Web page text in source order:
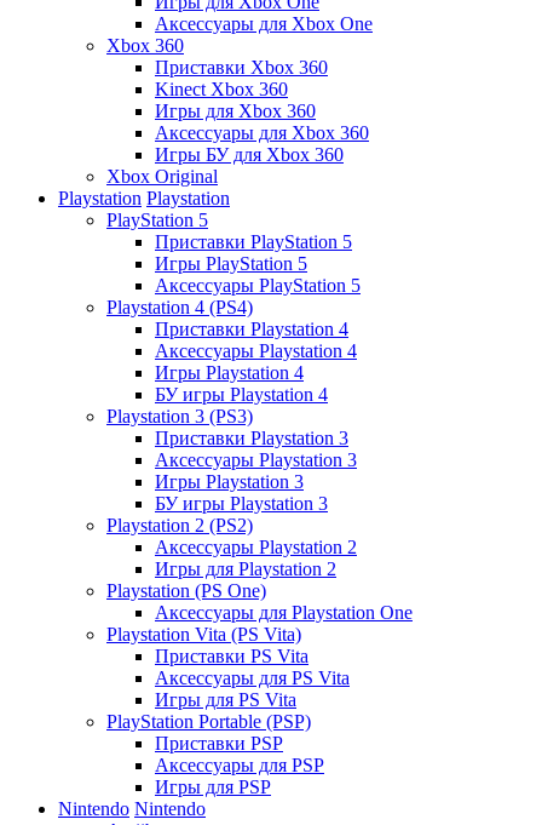
Аксессуары для Xbox One
Xbox 360
Приставки Xbox 360
Kinect Xbox 360
Игры для Xbox 360
Аксессуары для Xbox 360
Игры БУ для Xbox 360
Xbox Original
Playstation Playstation
PlayStation 5
Приставки PlayStation 5
Игры PlayStation 5
Аксессуары PlayStation 5
Playstation 4 (PS4)
Приставки Playstation 4
Аксессуары Playstation 4
Игры Playstation 4
БУ игры Playstation 4
Playstation 3 (PS3)
Приставки Playstation 3
Аксессуары Playstation 3
Игры Playstation 3
БУ игры Playstation 3
Playstation 2 (PS2)
Аксессуары Playstation 2
Игры для Playstation 2
Playstation (PS One)
Аксессуары для Playstation One
Playstation Vita (PS Vita)
Приставки PS Vita
Аксессуары для PS Vita
Игры для PS Vita
PlayStation Portable (PSP)
Приставки PSP
Аксессуары для PSP
Игры для PSP
Nintendo Nintendo